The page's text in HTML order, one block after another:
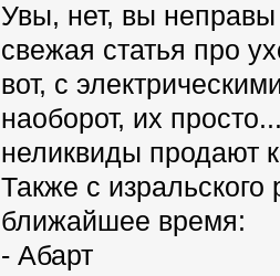
Увы, нет, вы
свежая статья про
вот, с
наоборот, их
неликвиды продают
Также с
ближайшее время:
- Абарт